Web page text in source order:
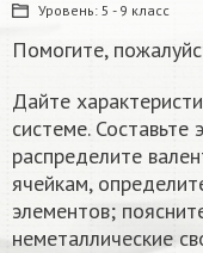
Уровень: 5 - 9 класс
Помогите,
Дайте
системе.
распределите
ячейкам,
элементов;
неметаллические